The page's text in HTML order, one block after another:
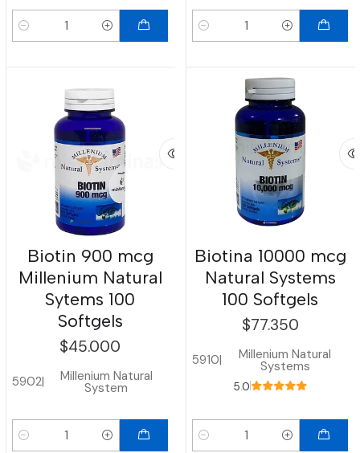
Cantidad Cantidad
Biotin 900 mcg
Millenium Natural
Sytems 100
Softgels
$45.000
5902| Millenium Natural
System
Cantidad
Biotina 10000 mcg
Natural Systems
100 Softgels
$77.350
5910| Millenium Natural
Systems
5.0
Cantidad